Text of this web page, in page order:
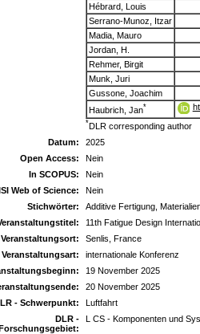
Hébrard, Louis
Serrano-Munoz, Itzar
Madia, Mauro
Jordan, H.
Rehmer, Birgit
Munk, Juri
Gussone, Joachim
Haubrich, Jan*
*DLR corresponding author
Datum:
2025
Open Access:
Nein
In SCOPUS:
Nein
Web of Science:
Nein
Stichwörter:
Additive Fertigung,
11th Fatigue Design
Veranstaltungsort:
Senlis, France
Veranstaltungsart:
internationale Konferenz
19 November 2025
20 November 2025
- Schwerpunkt:
Luftfahrt
DLR -
L CS - Komponenten und